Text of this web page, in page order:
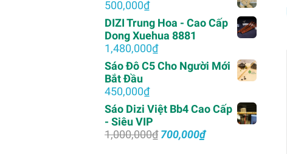
1,500,000₫.
500,000₫
DIZI Trung Hoa - Cao Cấp
Dong Xuehua 8881
1,480,000₫
Sáo Đô C5 Cho Người Mới
Bắt Đầu
450,000₫
Sáo Dizi Việt Bb4 Cao Cấp
- Siêu VIP
1,000,000₫ Giá
700,000₫Giá